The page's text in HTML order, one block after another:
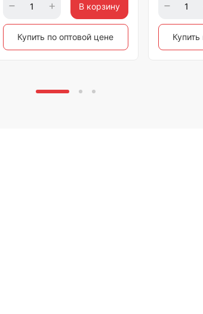
В корзину
Купить по оптовой цене